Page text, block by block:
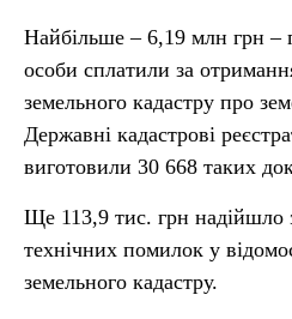
Найбільше – 6,19 млн грн –
особи сплатили за
земельного кадастру про
Державні кадастрові
виготовили 30 668 таких
Ще 113,9 тис. грн надійшло
технічних помилок у
земельного кадастру.